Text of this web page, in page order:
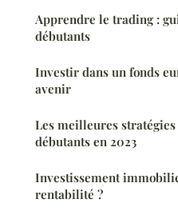
Apprendre le trading :
débutants
Investir dans un fonds
avenir
Les meilleures
débutants en 2023
Investissement
rentabilité ?